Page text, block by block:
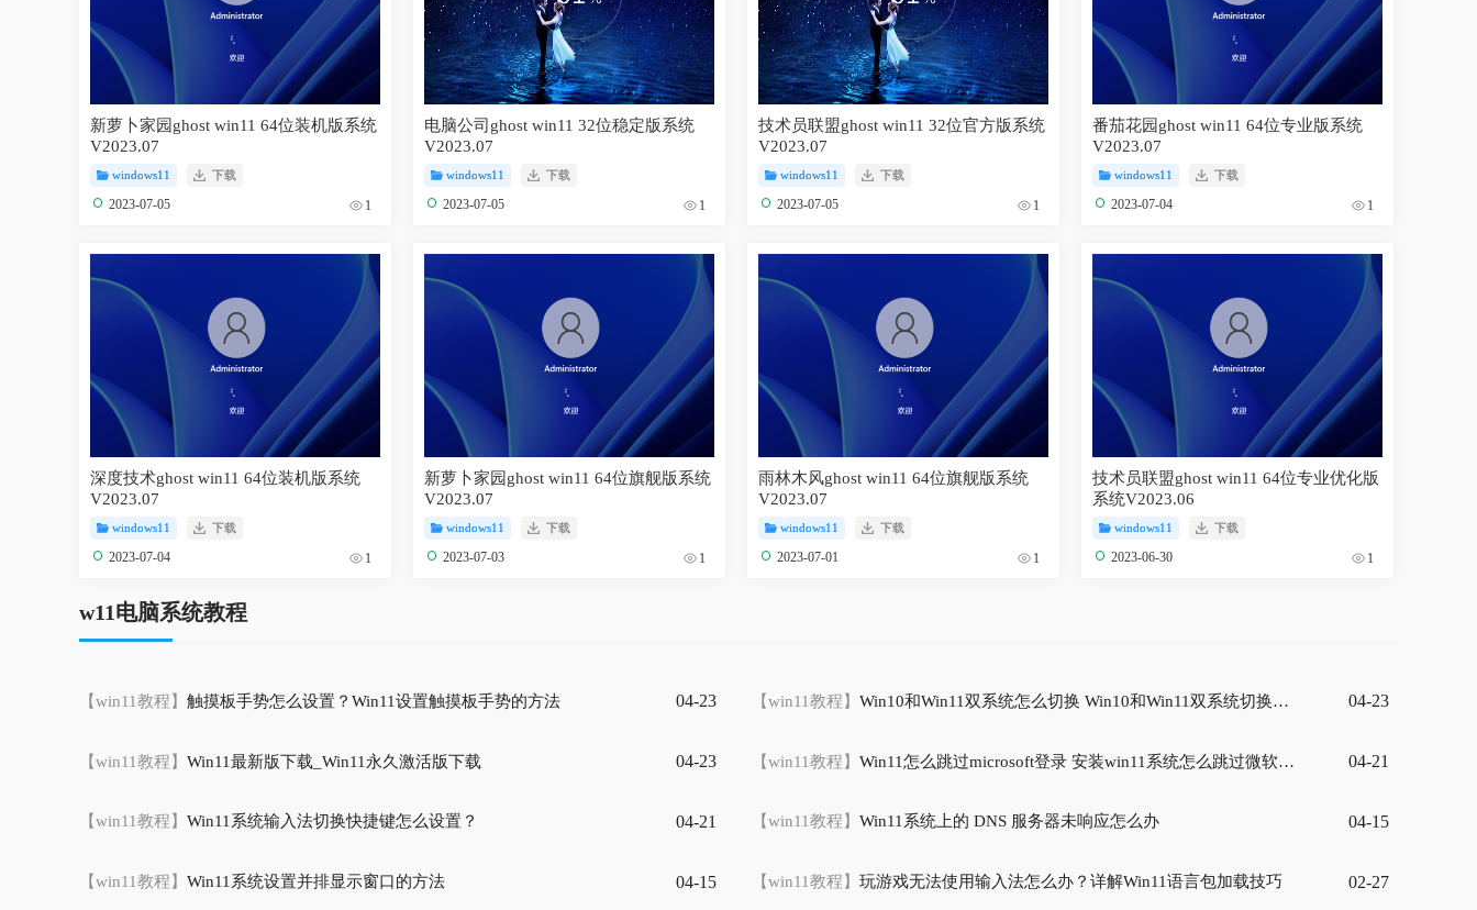
新萝卜家园ghost win11 64位装机版系统
V2023.07
windows11 下载
2023-07-05 1
电脑公司ghost win11 32位稳定版系统
V2023.07
windows11 下载
2023-07-05 1
技术员联盟ghost win11 32位官方版系统
V2023.07
windows11 下载
2023-07-05 1
番茄花园ghost win11 64位专业版系统
V2023.07
windows11 下载
2023-07-04 1
深度技术ghost win11 64位装机版系统
V2023.07
windows11 下载
2023-07-04 1
新萝卜家园ghost win11 64位旗舰版系统
V2023.07
windows11 下载
2023-07-03 1
雨林木风ghost win11 64位旗舰版系统
V2023.07
windows11 下载
2023-07-01 1
技术员联盟ghost win11 64位专业优化版
系统V2023.06
windows11 下载
2023-06-30 1
w11电脑系统教程
【win11教程】 触摸板手势怎么设置？Win11设置触摸板手势的方法 04-23 【win11教程】 Win10和Win11双系统怎么切换 Win10和Win11双系统切换方法 04-23
【win11教程】 Win11最新版下载_Win11永久激活版下载 04-23 【win11教程】 Win11怎么跳过microsoft登录 安装win11系统怎么跳过微软账号登录 04-21
【win11教程】 Win11系统输入法切换快捷键怎么设置？ 04-21 【win11教程】 Win11系统上的 DNS 服务器未响应怎么办 04-15
【win11教程】 Win11系统设置并排显示窗口的方法 04-15 【win11教程】 玩游戏无法使用输入法怎么办？详解Win11语言包加载技巧 02-27